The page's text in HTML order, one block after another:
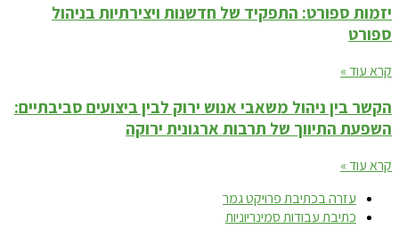
יזמות ספורט: התפקיד של חדשנות ויצירתיות בניהול
ספורט
קרא עוד »
הקשר בין ניהול משאבי אנוש ירוק לבין ביצועים סביבתיים:
השפעת התיווך של תרבות ארגונית ירוקה
קרא עוד »
עזרה בכתיבת פרויקט גמר
כתיבת עבודות סמינריוניות